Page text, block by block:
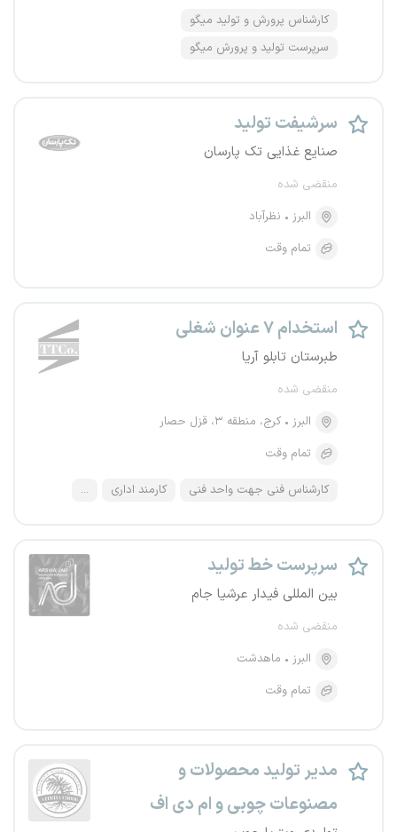
کارشناس پرورش و تولید میگو
سرپرست تولید و پرورش میگو
سرشیفت تولید
صنایع غذایی تک پارسان
منقضی شده
البرز
نظرآباد
تمام وقت
استخدام ۷ عنوان شغلی
طبرستان تابلو آریا
منقضی شده
البرز
کرج، منطقه ۳، قزل حصار
تمام وقت
کارشناس فنی جهت واحد فنی کارمند اداری ...
سرپرست خط تولید
بین المللی فیدار عرشیا جام
منقضی شده
البرز
ماهدشت
تمام وقت
مدیر تولید محصولات و
مصنوعات چوبی و ام دی اف